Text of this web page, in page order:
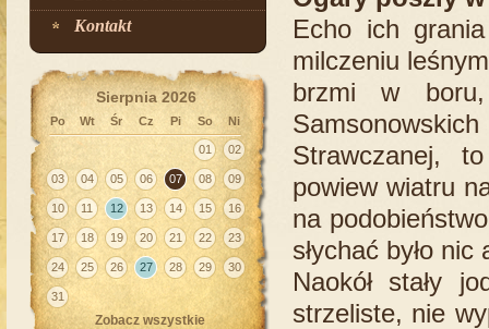
Kontakt
Sierpnia 2026
Po Wt Śr Cz Pi So Ni
01 02
03 04 05 06 07 08 09
10 11 12 13 14 15 16
17 18 19 20 21 22 23
24 25 26 27 28 29 30
31
Zobacz wszystkie
Echo ich
milczeniu
brzmi w
Strawczanej,
powiew wiatru
na
słychać było nic
Naokół stały
strzeliste, nie